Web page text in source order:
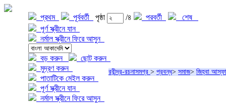
প্রথম পূর্ববর্তী পৃষ্ঠা /৪ পরবর্তী
শেষ
পূর্ণ স্ক্রীনে যান
নর্মাল স্ক্রীনে ফিরে আসুন
বড় করুন
ছোট করুন
মুদ্রণ করুন
পাতাটিকে মেইল করুন
পূর্ণ স্ক্রীনে যান
নর্মাল স্ক্রীনে ফিরে আসুন
রবীন্দ্র-রচনাসমগ্র > প্রবন্ধ> সমাজ> জিহ্বা